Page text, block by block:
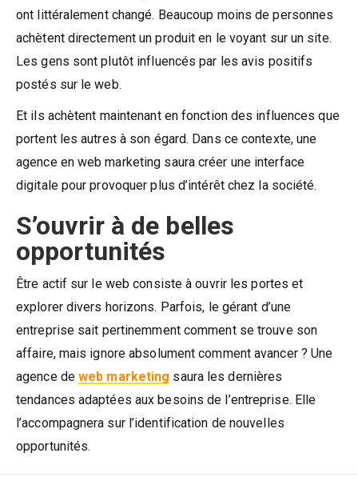
ont littéralement changé. Beaucoup moins de personnes
achètent directement un produit en le voyant sur un site.
Les gens sont plutôt influencés par les avis positifs
postés sur le web.
Et ils achètent maintenant en fonction des influences que
portent les autres à son égard. Dans ce contexte, une
agence en web marketing saura créer une interface
digitale pour provoquer plus d’intérêt chez la société.
S’ouvrir à de belles
opportunités
Être actif sur le web consiste à ouvrir les portes et
explorer divers horizons. Parfois, le gérant d’une
entreprise sait pertinemment comment se trouve son
affaire, mais ignore absolument comment avancer ? Une
agence de web marketing saura les dernières
tendances adaptées aux besoins de l’entreprise. Elle
l’accompagnera sur l’identification de nouvelles
opportunités.